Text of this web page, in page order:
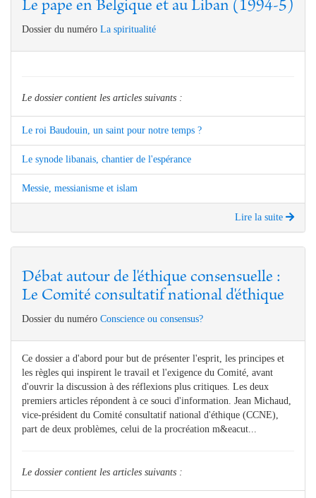
Le pape en Belgique et au Liban (1994-5)
Dossier du numéro La spiritualité
Le dossier contient les articles suivants :
Le roi Baudouin, un saint pour notre temps ?
Le synode libanais, chantier de l'espérance
Messie, messianisme et islam
Lire la suite
Débat autour de l'éthique consensuelle :
Le Comité consultatif national d'éthique
Dossier du numéro Conscience ou consensus?
Ce dossier a d'abord pour but de présenter l'esprit, les principes et
les règles qui inspirent le travail et l'exigence du Comité, avant
d'ouvrir la discussion à des réflexions plus critiques. Les deux
premiers articles répondent à ce souci d'information. Jean Michaud,
vice-président du Comité consultatif national d'éthique (CCNE),
part de deux problèmes, celui de la procréation m&eacut...
Le dossier contient les articles suivants :